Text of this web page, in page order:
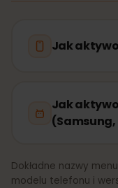
Jak
Jak
(Samsung,
Dokładne nazwy
modelu telefonu i